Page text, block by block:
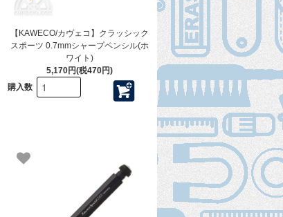
【KAWECO/カヴェコ】クラッシック
スポーツ 0.7mmシャープペンシル(ホ
ワイト)
5,170円(税470円)
購入数